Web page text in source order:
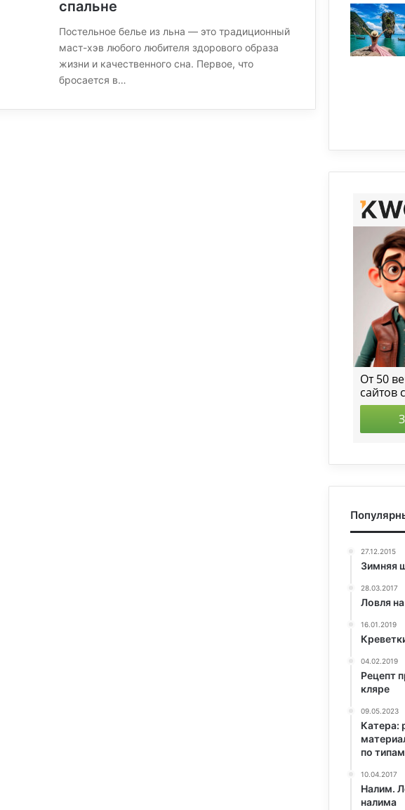
спальне
Постельное белье из льна — это традиционный
маст-хэв любого любителя здорового образа
жизни и качественного сна. Первое, что
бросается в…
27.12.2015
Зимняя
28.03.2017
Ловля
16.01.2019
04.02.2019
Рецепт
кляре
09.05.2023
Катера:
по
10.04.2017
Налим.
налима